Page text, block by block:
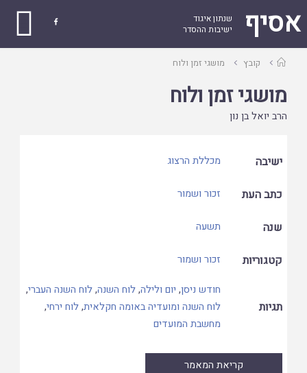
אסיף
שנתון איגוד
ישיבות ההסדר

עמודקובץ מושגי זמן ולוח
מושגי זמן ולוח
הרב יואל בן נון
ישיבה מכללת הרצוג
כתב העת זכור ושמור
שנה תשעה
קטגוריות זכור ושמור
תגיות
חודש ניסן, יום ולילה,לוח השנה,לוח השנה העברי,
לוח השנה ומועדיה באומה חקלאית,לוח ירחי,
מחשבת המועדים
קריאת המאמר